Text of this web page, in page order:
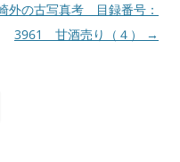
外の古写真考 目録番号：
3961 甘酒売り（４）
→